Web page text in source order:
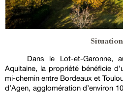
Situation
Dans le Lot-et-Garonne,
Aquitaine, la propriété bénéficie
mi-chemin entre Bordeaux et
d’Agen, agglomération d’environ